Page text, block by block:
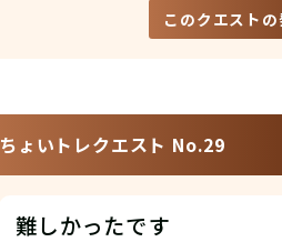
このクエスト
ちょいトレクエスト No.29
難しかったです